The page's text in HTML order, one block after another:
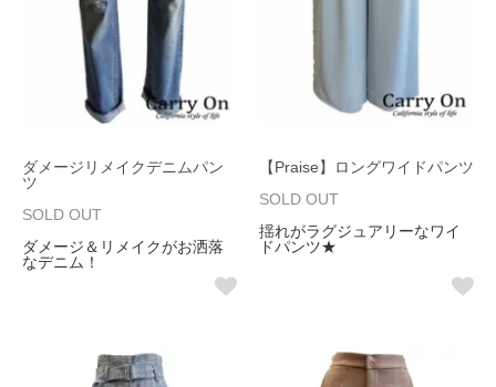
ダメージリメイクデニムパン
ツ
SOLD OUT
ダメージ＆リメイクがお洒落
なデニム！
【Praise】ロングワイドパンツ
SOLD OUT
揺れがラグジュアリーなワイ
ドパンツ★